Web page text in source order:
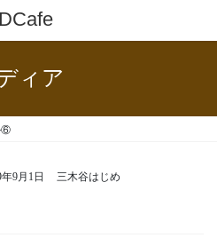
ィア
⑥
年9月1日 三木谷はじめ